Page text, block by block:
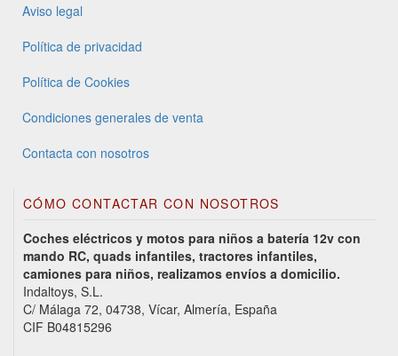
Aviso legal
Política de privacidad
Política de Cookies
Condiciones generales de venta
Contacta con nosotros
CÓMO CONTACTAR CON NOSOTROS
Coches eléctricos y motos para niños a batería 12v con
mando RC, quads infantiles, tractores infantiles,
camiones para niños, realizamos envíos a domicilio.
Indaltoys, S.L.
C/ Málaga 72, 04738, Vícar, Almería, España
CIF B04815296